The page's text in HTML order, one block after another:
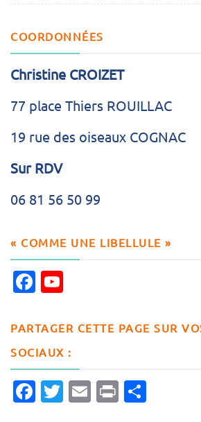
COORDONNÉES
Christine CROIZET
77 place Thiers ROUILLAC
19 rue des oiseaux COGNAC
Sur RDV
06 81 56 50 99
« COMME UNE LIBELLULE »
Facebook
PARTAGER CETTE PAGE SUR
SOCIAUX :
Facebook
Twitter
EmailPrint